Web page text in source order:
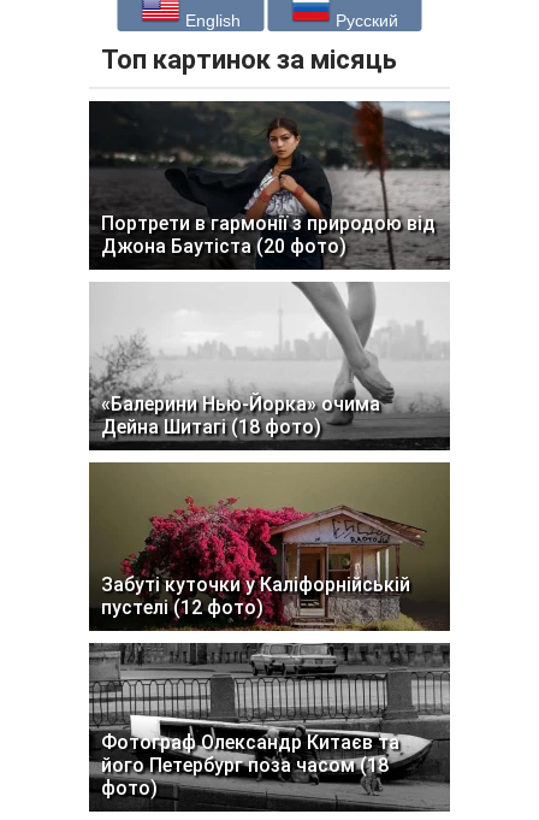
English Русский
Топ картинок за місяць
Портрети в гармонії з природою від
Джона Баутіста (20 фото)
«Балерини Нью-Йорка» очима
Дейна Шитагі (18 фото)
Забуті куточки у Каліфорнійській
пустелі (12 фото)
Фотограф Олександр Китаєв та
його Петербург поза часом (18
фото)